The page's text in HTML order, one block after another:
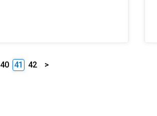
40 41 42 >